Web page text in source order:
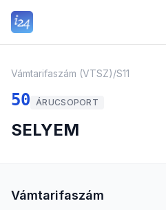
Vámtarifaszám (VTSZ)/S11
50 ÁRUCSOPORT
SELYEM
Vámtarifaszám